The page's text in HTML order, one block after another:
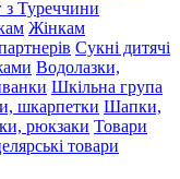
з Туреччини
Жінкам
Сукні дитячі
Водолазки,
Шкільна група
шкарпетки Шапки,
рюкзаки Товари
товари